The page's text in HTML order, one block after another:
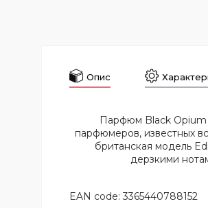
Опис
Парфюм Black Opium
парфюмеров, известных
британская модель
дерзкими
EAN code: 3365440788152